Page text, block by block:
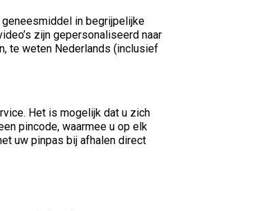
geneesmiddel in begrijpelijke
zijn gepersonaliseerd naar
te weten Nederlands (inclusief
Het is mogelijk dat u zich
pincode, waarmee u op elk
uw pinpas bij afhalen direct